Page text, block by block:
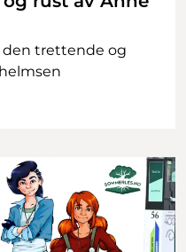
den trettende og